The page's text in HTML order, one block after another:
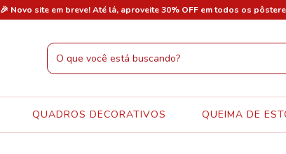
🎉 Novo site em breve! Até lá, aproveite 30% OFF em todos os
QUADROS DECORATIVOS QUEIMA DE